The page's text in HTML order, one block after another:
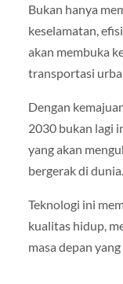
Bukan hanya
keselamatan,
akan membuka
transportasi
Dengan
2030 bukan lagi
yang akan
bergerak di dunia.
Teknologi ini
kualitas hidup,
masa depan